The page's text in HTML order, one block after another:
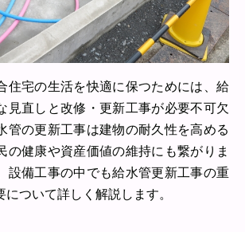
住宅の生活を快適に保つためには、給
見直しと改修・更新工事が必要不可欠
管の更新工事は建物の耐久性を高める
の健康や資産価値の維持にも繋がりま
設備工事の中でも給水管更新工事の重
ついて詳しく解説します。